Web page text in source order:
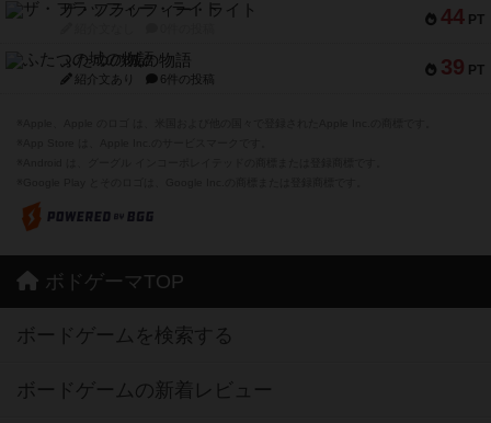
44 PT
ザ・フラッフィー・ライト
39 PT
ふたつの城の物語
紹介文あり 6件の投稿
ボドゲーマTOP
ボードゲームを検索する
ボードゲームの新着レビュー